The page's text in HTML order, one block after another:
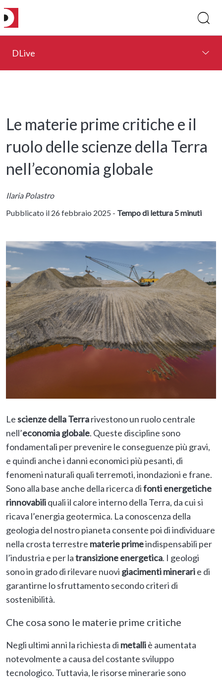
DLive
Le materie prime critiche e il
ruolo delle scienze della Terra
nell’economia globale
Ilaria Polastro
Pubblicato il 26 febbraio 2025 - Tempo di lettura 5 minuti
Lescienze della Terrarivestono un ruolo centrale
nell’economia globale. Queste discipline sono
fondamentali per prevenire le conseguenze più gravi,
e quindi anche i danni economici più pesanti, di
fenomeni naturali quali terremoti, inondazioni e frane.
Sono alla base anche della ricerca difonti energetiche
rinnovabiliquali il calore interno della Terra, da cui si
ricava l’energia geotermica. La conoscenza della
geologia del nostro pianeta consente poi di individuare
nella crosta terrestre materie primeindispensabili per
l’industria e per latransizione energetica. I geologi
sono in grado di rilevare nuovi giacimenti minerarie di
garantirne lo sfruttamento secondo criteri di
sostenibilità.
Che cosa sono le materie prime critiche
Negli ultimi anni la richiesta di metalliè aumentata
notevolmente a causa del costante sviluppo
tecnologico. Tuttavia, le risorse minerarie sono